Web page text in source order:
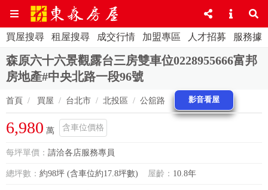
買屋搜尋 租屋搜尋 成交行情 加盟專區 人才招募 服務據
森原六十六景觀露台三房雙車位0228955666富邦
房地產#中央北路一段96號
首頁 買屋 台北市 北投區 公舘路 影音看屋
6,980 萬 含車位價格
每坪單價： 請洽各店服務專員
總坪數： 約98坪 (含車位約17.8坪數) 屋齡： 10.8年